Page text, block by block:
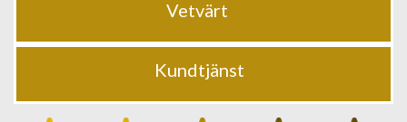
Vetvärt
Kundtjänst